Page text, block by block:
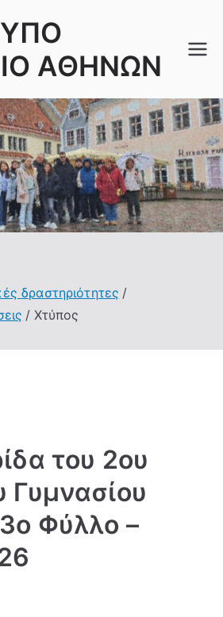
ΑΘΗΝΩΝ
δραστηριότητες
Χτύπος
του 2ου
Γυμνασίου
Φύλλο –